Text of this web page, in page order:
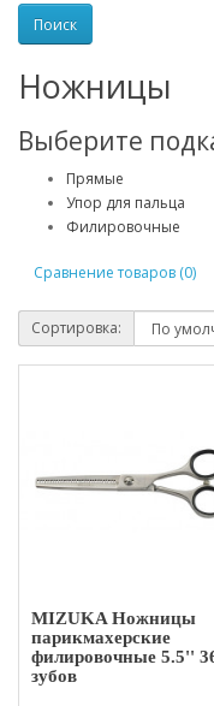
Ножницы
Выберите
Прямые
Упор для пальца
Филировочные
Сравнение товаров (0)
Сортировка:
MIZUKA Ножницы
парикмахерские
филировочные 5.5''
зубов